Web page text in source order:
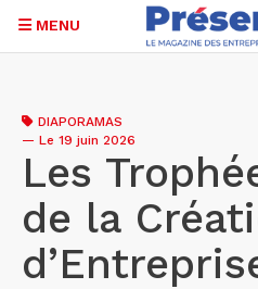
contenu
principal
MENU
DIAPORAMAS
— Le 19 juin 2026
Les
de la